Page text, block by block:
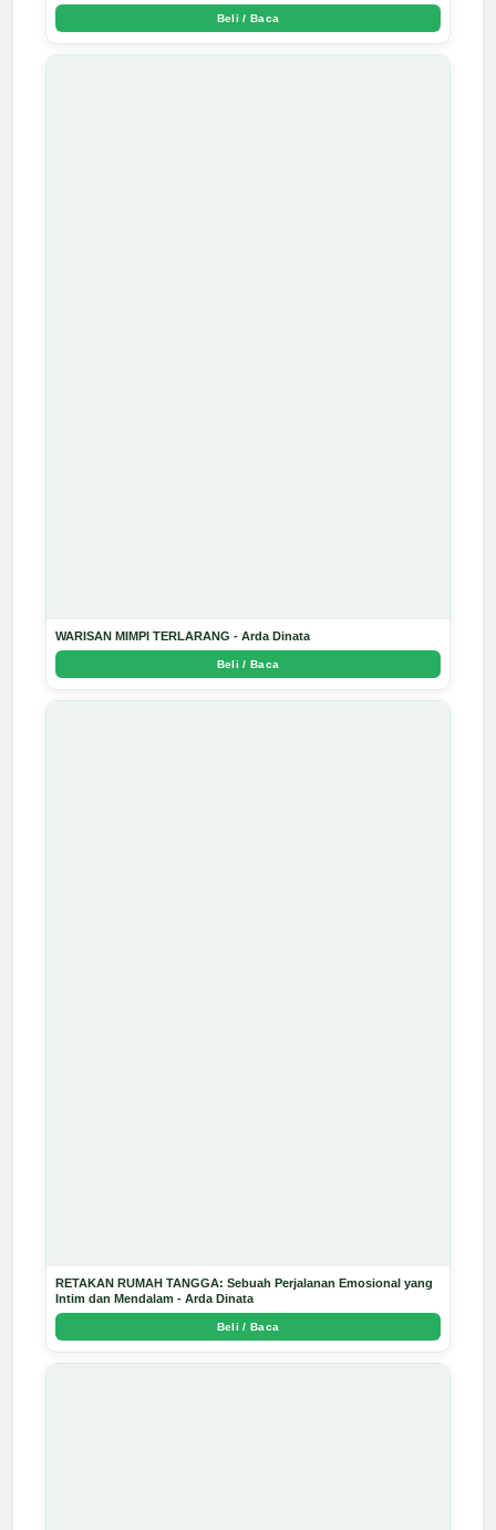
Beli / Baca
WARISAN MIMPI TERLARANG - Arda Dinata
Beli / Baca
RETAKAN RUMAH TANGGA: Sebuah Perjalanan Emosional yang
Intim dan Mendalam - Arda Dinata
Beli / Baca